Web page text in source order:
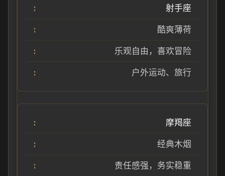
射手座
酷爽薄荷
乐观自由，喜欢冒险
户外运动、旅行
摩羯座
经典木烟
责任感强，务实稳重